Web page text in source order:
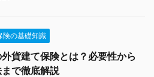
険の基礎知識
貨建て保険とは？必要性から
で徹底解説